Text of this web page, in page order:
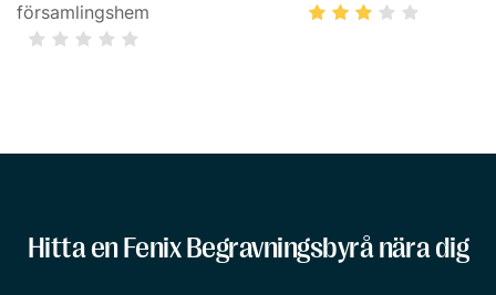
församlingshem
Hitta en Fenix Begravningsbyrå nära dig